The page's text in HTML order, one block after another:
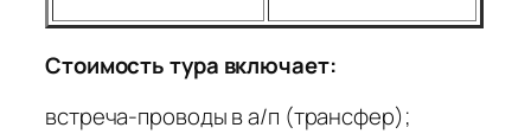
Стоимость тура включает:
встреча-проводы в а/п (трансфер);